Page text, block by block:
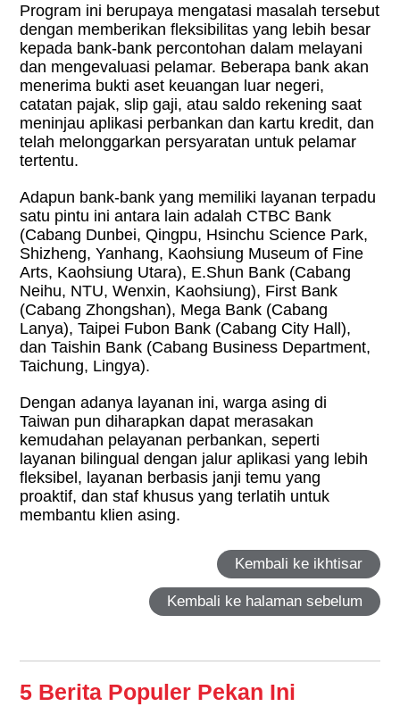
Program ini berupaya mengatasi masalah tersebut
dengan memberikan fleksibilitas yang lebih besar
kepada bank-bank percontohan dalam melayani
dan mengevaluasi pelamar. Beberapa bank akan
menerima bukti aset keuangan luar negeri,
catatan pajak, slip gaji, atau saldo rekening saat
meninjau aplikasi perbankan dan kartu kredit, dan
telah melonggarkan persyaratan untuk pelamar
tertentu.
Adapun bank-bank yang memiliki layanan terpadu
satu pintu ini antara lain adalah CTBC Bank
(Cabang Dunbei, Qingpu, Hsinchu Science Park,
Shizheng, Yanhang, Kaohsiung Museum of Fine
Arts, Kaohsiung Utara), E.Shun Bank (Cabang
Neihu, NTU, Wenxin, Kaohsiung), First Bank
(Cabang Zhongshan), Mega Bank (Cabang
Lanya), Taipei Fubon Bank (Cabang City Hall),
dan Taishin Bank (Cabang Business Department,
Taichung, Lingya).
Dengan adanya layanan ini, warga asing di
Taiwan pun diharapkan dapat merasakan
kemudahan pelayanan perbankan, seperti
layanan bilingual dengan jalur aplikasi yang lebih
fleksibel, layanan berbasis janji temu yang
proaktif, dan staf khusus yang terlatih untuk
membantu klien asing.
Kembali ke ikhtisar
Kembali ke halaman sebelum
5 Berita Populer Pekan Ini